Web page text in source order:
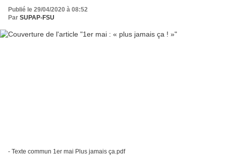
Publié le 29/04/2020 à 08:52
Par SUPAP-FSU
- Texte commun 1er mai Plus jamais ça.pdf